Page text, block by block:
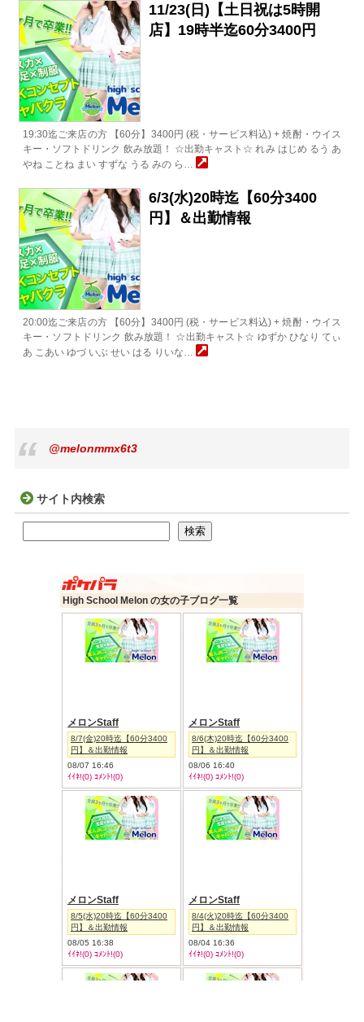
11/23(日)【土日祝は5時開
店】19時半迄60分3400円
19:30迄ご来店の方 【60分】3400円 (税・サービス料込) + 焼酎・ウイス
キー・ソフトドリンク 飲み放題！ ☆出勤キャスト☆ れみ はじめ るう あ
やね ことね まい すずな うる みの ら…
6/3(水)20時迄【60分3400
円】＆出勤情報
20:00迄ご来店の方 【60分】3400円 (税・サービス料込) + 焼酎・ウイス
キー・ソフトドリンク 飲み放題！ ☆出勤キャスト☆ ゆずか ひなり てぃ
あ こあい ゆづ いぶ せい はる りいな…
@melonmmx6t3
サイト内検索
検索